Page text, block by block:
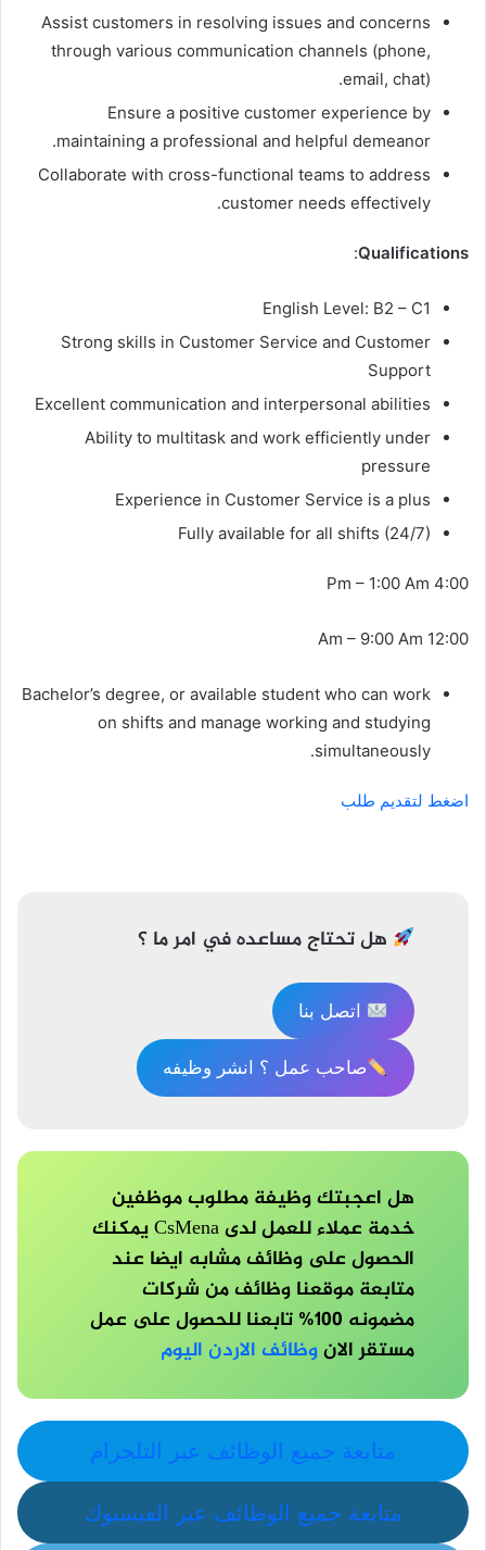
Assist customers in resolving issues and concerns
through various communication channels (phone,
email, chat).
Ensure a positive customer experience by
maintaining a professional and helpful demeanor.
Collaborate with cross-functional teams to address
customer needs effectively.
Qualifications
:
English Level: B2 – C1
Strong skills in Customer Service and Customer
Support
Excellent communication and interpersonal abilities
Ability to multitask and work efficiently under
pressure
Experience in Customer Service is a plus
Fully available for all shifts (24/7)
4:00 Pm – 1:00 Am
12:00 Am – 9:00 Am
Bachelor’s degree, or available student who can work
on shifts and manage working and studying
simultaneously.
اضغط لتقديم طلب
هل تحتاج مساعده في امر ما ؟
اتصل بنا
صاحب عمل ؟ انشر وظيفه
هل اعجبتك وظيفة مطلوب موظفين
خدمة عملاء للعمل لدى CsMena يمكنك
الحصول على وظائف مشابه ايضا عند
متابعة موقعنا وظائف من شركات
مضمونه 100% تابعنا للحصول على عمل
مستقر الانوظائف الاردن اليوم
متابعة جميع الوظائف عبر التلجرام
متابعة جميع الوظائف عبر الفيسبوك